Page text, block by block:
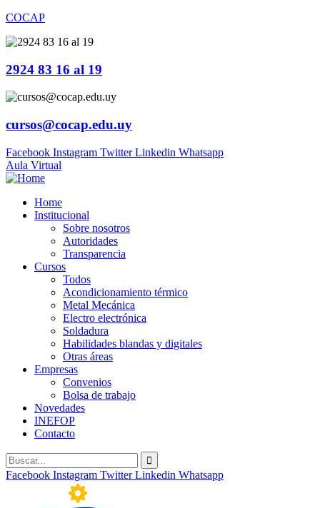
COCAP
2924 83 16 al 19
cursos@cocap.edu.uy
Facebook Instagram Twitter Linkedin Whatsapp
Aula Virtual
Home
Institucional
Sobre nosotros
Autoridades
Transparencia
Cursos
Todos
Acondicionamiento térmico
Metal Mecánica
Electro electrónica
Soldadura
Habilidades blandas y digitales
Otras áreas
Empresas
Convenios
Bolsa de trabajo
Novedades
INEFOP
Contacto
Facebook Instagram Twitter Linkedin Whatsapp